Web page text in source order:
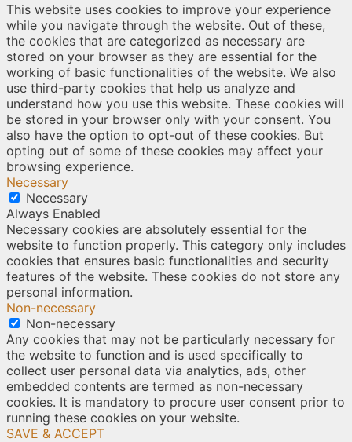
This website uses cookies to improve your experience
while you navigate through the website. Out of these,
the cookies that are categorized as necessary are
stored on your browser as they are essential for the
working of basic functionalities of the website. We also
use third-party cookies that help us analyze and
understand how you use this website. These cookies will
be stored in your browser only with your consent. You
also have the option to opt-out of these cookies. But
opting out of some of these cookies may affect your
browsing experience.
Necessary
Necessary
Always Enabled
Necessary cookies are absolutely essential for the
website to function properly. This category only includes
cookies that ensures basic functionalities and security
features of the website. These cookies do not store any
personal information.
Non-necessary
Non-necessary
Any cookies that may not be particularly necessary for
the website to function and is used specifically to
collect user personal data via analytics, ads, other
embedded contents are termed as non-necessary
cookies. It is mandatory to procure user consent prior to
running these cookies on your website.
SAVE & ACCEPT